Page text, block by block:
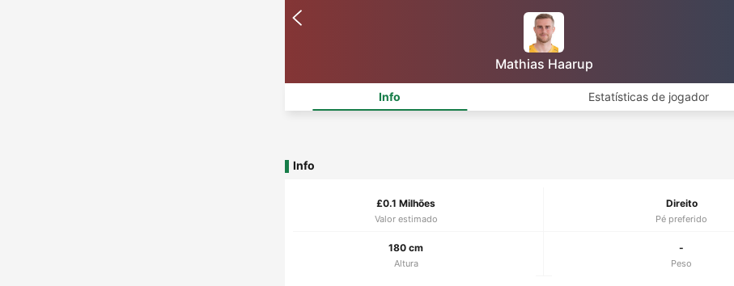
Mathias Haarup
Info Estatísticas de jogador
Info
£0.1 Milhões
Valor estimado
Direito
Pé preferido
180 cm
Altura
-
Peso